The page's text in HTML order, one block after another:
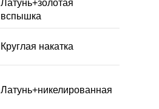
Латунь+золотая
вспышка
Круглая накатка
Латунь+никелированная